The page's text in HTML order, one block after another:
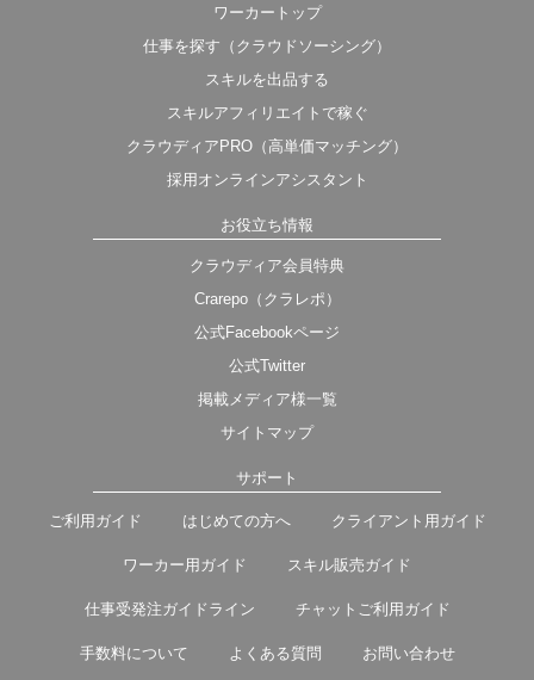
ワーカートップ
仕事を探す（クラウドソーシング）
スキルを出品する
スキルアフィリエイトで稼ぐ
クラウディアPRO（高単価マッチング）
採用オンラインアシスタント
お役立ち情報
クラウディア会員特典
Crarepo（クラレポ）
公式Facebookページ
公式Twitter
掲載メディア様一覧
サイトマップ
サポート
ご利用ガイド はじめての方へ クライアント用ガイド
ワーカー用ガイド スキル販売ガイド
仕事受発注ガイドライン チャットご利用ガイド
手数料について よくある質問 お問い合わせ